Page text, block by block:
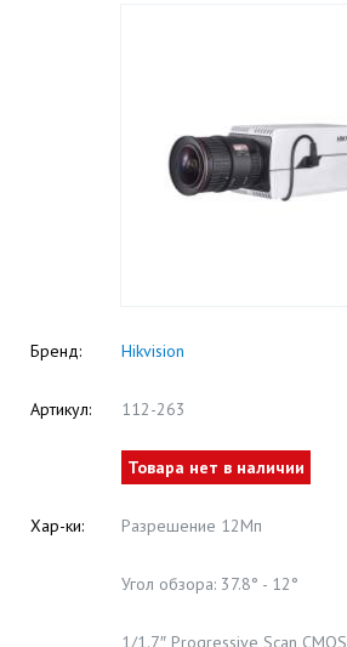
Бренд: Hikvision
Артикул: 112-263
Товара нет в наличии
Хар-ки: Разрешение 12Мп
Угол обзора: 37.8° - 12°
1/1.7″ Progressive Scan CMOS